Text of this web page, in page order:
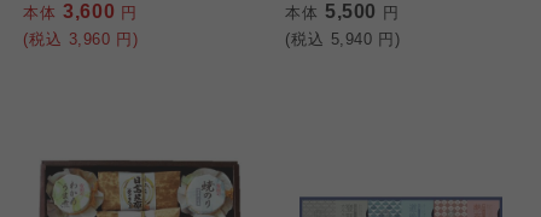
本体 3,600 円
(税込 3,960 円)
本体 5,500 円
(税込 5,940 円)